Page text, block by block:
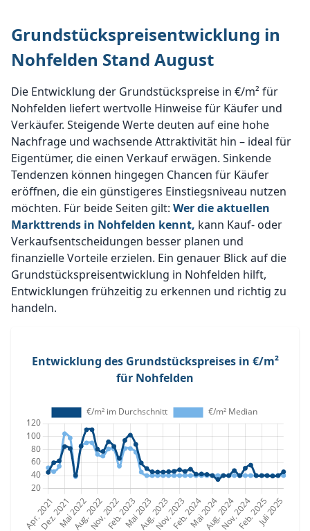
Grundstückspreisentwicklung in
Nohfelden Stand August
Die Entwicklung der Grundstückspreise in €/m² für
Nohfelden liefert wertvolle Hinweise für Käufer und
Verkäufer. Steigende Werte deuten auf eine hohe
Nachfrage und wachsende Attraktivität hin – ideal für
Eigentümer, die einen Verkauf erwägen. Sinkende
Tendenzen können hingegen Chancen für Käufer
eröffnen, die ein günstigeres Einstiegsniveau nutzen
möchten. Für beide Seiten gilt: Wer die aktuellen
Markttrends in Nohfelden kennt, kann Kauf- oder
Verkaufsentscheidungen besser planen und
finanzielle Vorteile erzielen. Ein genauer Blick auf die
Grundstückspreisentwicklung in Nohfelden hilft,
Entwicklungen frühzeitig zu erkennen und richtig zu
handeln.
Entwicklung des Grundstückspreises in €/m²
für Nohfelden